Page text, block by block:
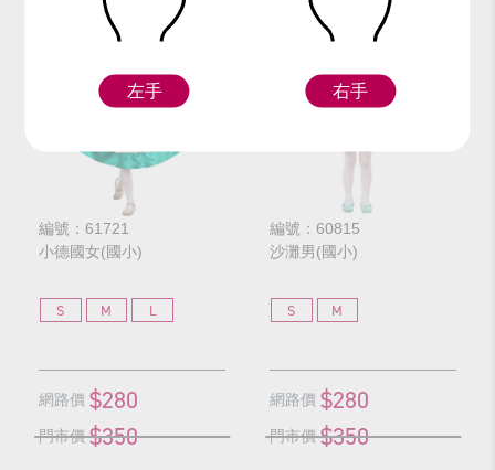
編號：61721
小德國女(國小)
S M L
網路價 $280
門市價 $350
編號：60815
沙灘男(國小)
S M
網路價 $280
門市價 $350
左手 右手